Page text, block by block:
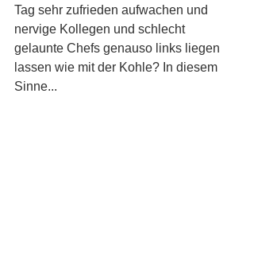
Tag sehr zufrieden aufwachen und
nervige Kollegen und schlecht
gelaunte Chefs genauso links liegen
lassen wie mit der Kohle? In diesem
Sinne...